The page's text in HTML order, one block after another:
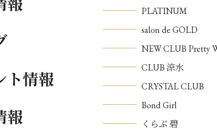
報
ト情報
報
PLATINUM
salon de GOLD
NEW CLUB Pretty
CLUB 涼水
CRYSTAL CLUB
Bond Girl
くらぶ 碧